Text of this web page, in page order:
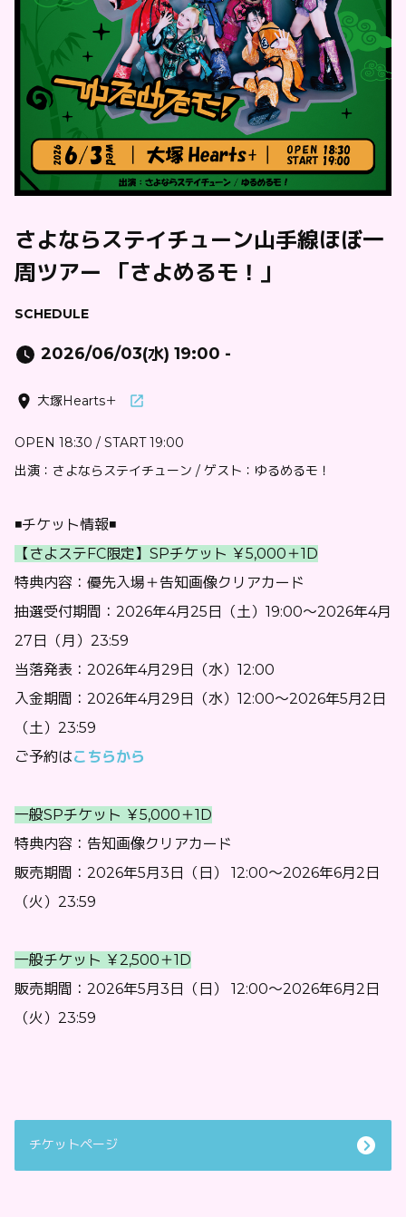
さよならステイチューン山手線ほぼ一
周ツアー 「さよめるモ！」
SCHEDULE
2026/06/03(水) 19:00 -
大塚Hearts＋
OPEN 18:30 / START 19:00
出演：さよならステイチューン / ゲスト：ゆるめるモ！
◾️チケット情報◾️
【さよステFC限定】SPチケット ￥5,000＋1D
特典内容：優先入場＋告知画像クリアカード
抽選受付期間：2026年4月25日（土）19:00〜2026年4月
27日（月）23:59
当落発表：2026年4月29日（水）12:00
入金期間：2026年4月29日（水）12:00〜2026年5月2日
（土）23:59
ご予約はこちらから
一般SPチケット ￥5,000＋1D
特典内容：告知画像クリアカード
販売期間：2026年5月3日（日） 12:00〜2026年6月2日
（火）23:59
一般チケット ￥2,500＋1D
販売期間：2026年5月3日（日） 12:00〜2026年6月2日
（火）23:59
チケットページ